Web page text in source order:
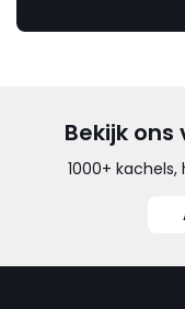
Bekijk
1000+